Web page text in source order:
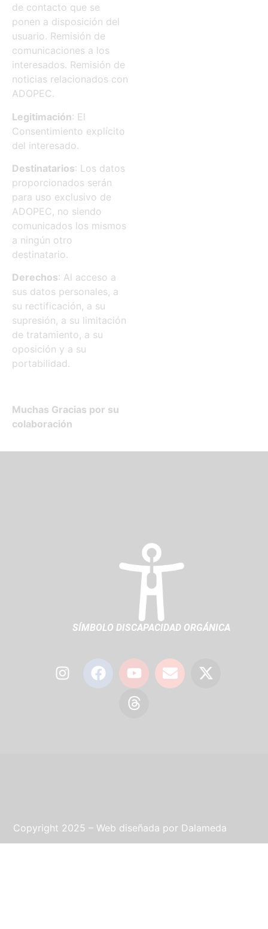
de contacto que se
ponen a disposición del
usuario. Remisión de
comunicaciones a los
interesados. Remisión de
noticias relacionados con
ADOPEC.
Legitimación: El
Consentimiento explícito
del interesado.
Destinatarios: Los datos
proporcionados serán
para uso exclusivo de
ADOPEC, no siendo
comunicados los mismos
a ningún otro
destinatario.
Derechos: Al acceso a
sus datos personales, a
su rectificación, a su
supresión, a su limitación
de tratamiento, a su
oposición y a su
portabilidad.
Muchas Gracias por su
colaboración
SÍMBOLO DISCAPACIDAD ORGÁNICA
Copyright 2025 – Web diseñada por Dalameda